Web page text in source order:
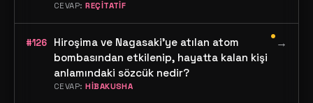
müzik yönünden az orantıda da olsa
kısıtlayan okuma türüne ne ad verilir?
CEVAP:REÇİTATİF
#126
Hiroşima ve Nagasaki'ye atılan atom
bombasından etkilenip, hayatta kalan kişi
anlamındaki sözcük nedir?
CEVAP:HİBAKUSHA
•→